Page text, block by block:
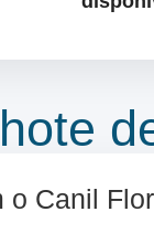
o Canil